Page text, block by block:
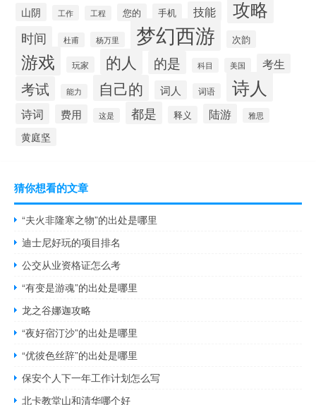
山阴 工作 工程 您的 手机 技能 攻略
时间 杜甫 杨万里 梦幻西游 次韵
游戏 玩家 的人 的是 科目 美国 考生
考试 能力 自己的 词人 词语 诗人
诗词 费用 这是 都是 释义 陆游 雅思
黄庭坚
猜你想看的文章
“夫火非隆寒之物”的出处是哪里
迪士尼好玩的项目排名
公交从业资格证怎么考
“有变是游魂”的出处是哪里
龙之谷娜迦攻略
“夜好宿汀沙”的出处是哪里
“优彼色丝辞”的出处是哪里
保安个人下一年工作计划怎么写
北卡教堂山和清华哪个好